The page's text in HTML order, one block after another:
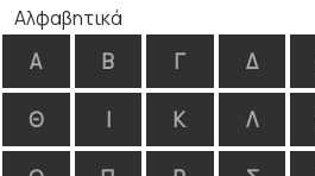
Αλφαβητικά
Α Β Γ Δ
Θ Ι Κ Λ